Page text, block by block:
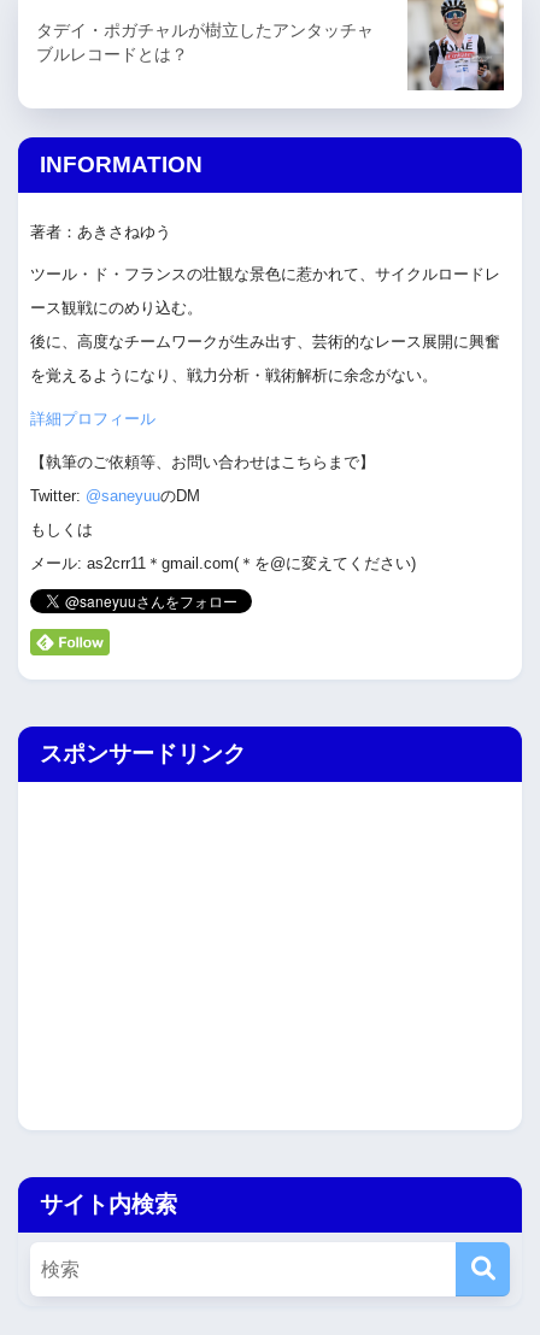
タデイ・ポガチャルが樹立したアンタッチャ
ブルレコードとは？
INFORMATION
著者：あきさねゆう
ツール・ド・フランスの壮観な景色に惹かれて、サイクルロードレ
ース観戦にのめり込む。
後に、高度なチームワークが生み出す、芸術的なレース展開に興奮
を覚えるようになり、戦力分析・戦術解析に余念がない。
詳細プロフィール
【執筆のご依頼等、お問い合わせはこちらまで】
Twitter: @saneyuuのDM
もしくは
メール: as2crr11＊gmail.com(＊を@に変えてください)
スポンサードリンク
サイト内検索